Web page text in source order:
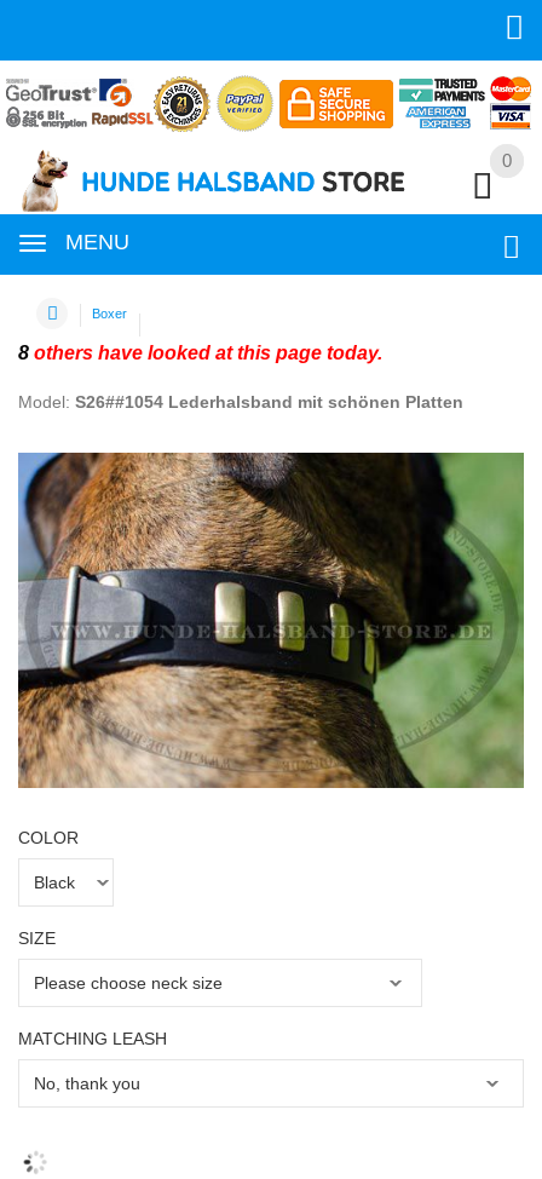
0
MENU
0
Boxer
8 others have looked at this page today.
Model: S26##1054 Lederhalsband mit schönen Platten
COLOR
SIZE
MATCHING LEASH